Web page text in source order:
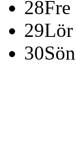
28Fre
29Lör
30Sön